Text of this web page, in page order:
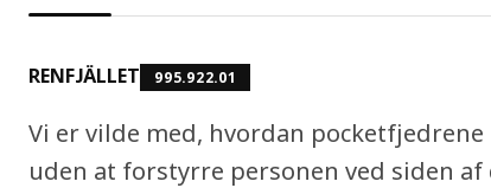
RENFJÄLLET 995.922.01
Vi er vilde med, hvordan
uden at forstyrre personen ved siden